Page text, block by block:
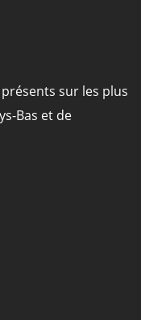
sur les plus
Bas et de